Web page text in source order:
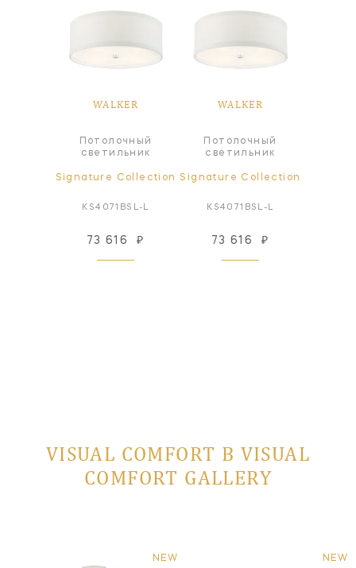
WALKER
Потолочный
светильник
Signature Collection
KS4071BSL-L
73 616 ₽
WALKER
Потолочный
светильник
Signature Collection
KS4071BSL-L
73 616 ₽
VISUAL COMFORT В VISUAL
COMFORT GALLERY
NEW NEW